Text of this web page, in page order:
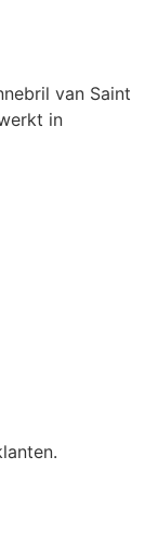
van Saint
in